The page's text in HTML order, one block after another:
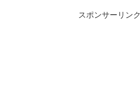
スポンサーリンク